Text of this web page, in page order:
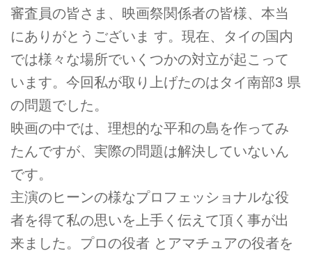
審査員の皆さま、映画祭関係者の皆様、本当
にありがとうございま す。現在、タイの国内
では様々な場所でいくつかの対立が起こって
います。今回私が取り上げたのはタイ南部3 県
の問題でした。
映画の中では、理想的な平和の島を作ってみ
たんですが、実際の問題は解決していないん
です。
主演のヒーンの様なプロフェッショナルな役
者を得て私の思いを上手く伝えて頂く事が出
来ました。プロの役者 とアマチュアの役者を